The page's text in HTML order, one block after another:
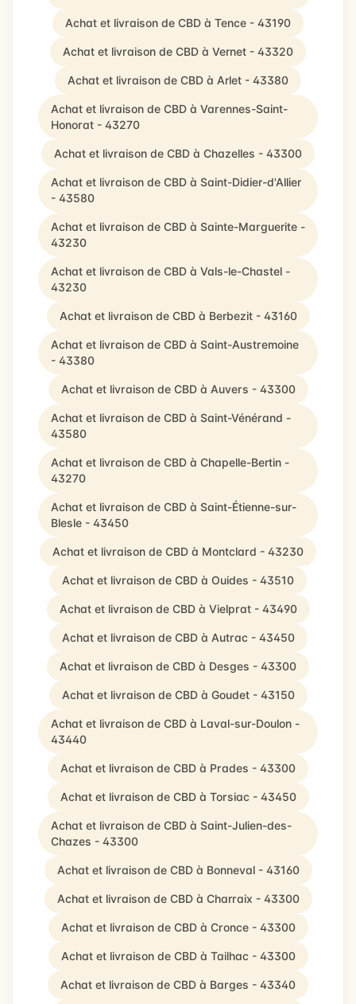
Achat et livraison de CBD à Tence - 43190
Achat et livraison de CBD à Vernet - 43320
Achat et livraison de CBD à Arlet - 43380
Achat et livraison de CBD à Varennes-Saint-
Honorat - 43270
Achat et livraison de CBD à Chazelles - 43300
Achat et livraison de CBD à Saint-Didier-d'Allier
- 43580
Achat et livraison de CBD à Sainte-Marguerite -
43230
Achat et livraison de CBD à Vals-le-Chastel -
43230
Achat et livraison de CBD à Berbezit - 43160
Achat et livraison de CBD à Saint-Austremoine
- 43380
Achat et livraison de CBD à Auvers - 43300
Achat et livraison de CBD à Saint-Vénérand -
43580
Achat et livraison de CBD à Chapelle-Bertin -
43270
Achat et livraison de CBD à Saint-Étienne-sur-
Blesle - 43450
Achat et livraison de CBD à Montclard - 43230
Achat et livraison de CBD à Ouides - 43510
Achat et livraison de CBD à Vielprat - 43490
Achat et livraison de CBD à Autrac - 43450
Achat et livraison de CBD à Desges - 43300
Achat et livraison de CBD à Goudet - 43150
Achat et livraison de CBD à Laval-sur-Doulon -
43440
Achat et livraison de CBD à Prades - 43300
Achat et livraison de CBD à Torsiac - 43450
Achat et livraison de CBD à Saint-Julien-des-
Chazes - 43300
Achat et livraison de CBD à Bonneval - 43160
Achat et livraison de CBD à Charraix - 43300
Achat et livraison de CBD à Cronce - 43300
Achat et livraison de CBD à Tailhac - 43300
Achat et livraison de CBD à Barges - 43340